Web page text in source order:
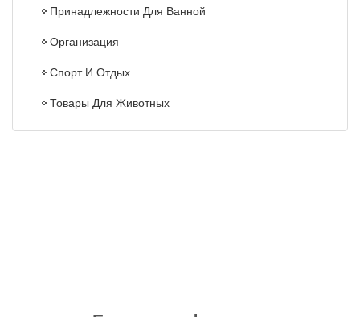
Принадлежности Для Ванной
Организация
Спорт И Отдых
Товары Для Животных